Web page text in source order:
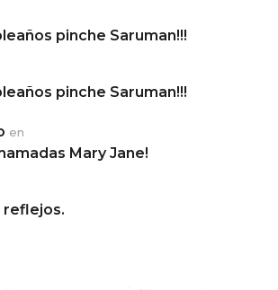
pinche Saruman!!!
pinche Saruman!!!
en
Mary Jane!
reflejos.